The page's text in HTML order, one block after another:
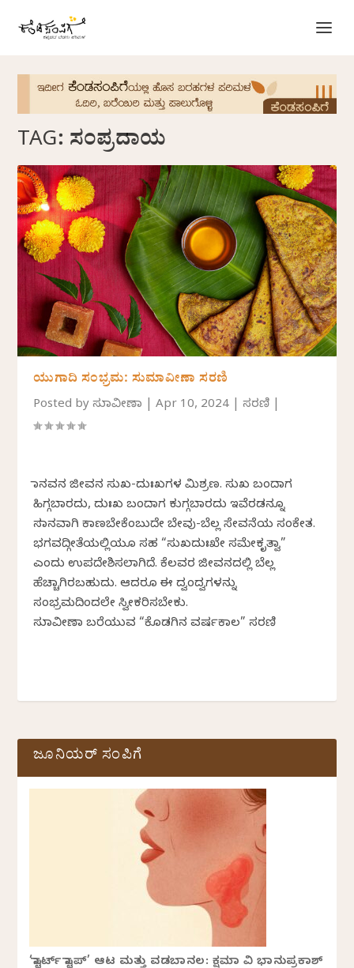
TAG: ಸಂಪ್ರದಾಯ
ಯುಗಾದಿ ಸಂಭ್ರಮ: ಸುಮಾವೀಣಾ ಸರಣಿ
Posted byಸುಮಾವೀಣಾ |Apr 10, 2024 |ಸರಣಿ
ಮಾನವನ ಜೀವನ ಸುಖ-ದುಃಖಗಳ ಮಿಶ್ರಣ. ಸುಖ ಬಂದಾಗ
ಹಿಗ್ಗಬಾರದು, ದುಃಖ ಬಂದಾಗ ಕುಗ್ಗಬಾರದು ಇವೆರಡನ್ನೂ
ಸಮಾನವಾಗಿ ಕಾಣಬೇಕೆಂಬುದೇ ಬೇವು-ಬೆಲ್ಲ ಸೇವನೆಯ ಸಂಕೇತ.
ಭಗವದ್ಗೀತೆಯಲ್ಲಿಯೂ ಸಹ “ಸುಖದುಃಖೇ ಸಮೇಕೃತ್ವಾ”
ಎಂದು ಉಪದೇಶಿಸಲಾಗಿದೆ. ಕೆಲವರ ಜೀವನದಲ್ಲಿ ಬೆಲ್ಲ
ಹೆಚ್ಚಾಗಿರಬಹುದು. ಆದರೂ ಈ ದ್ವಂದ್ವಗಳನ್ನು
ಸಂಭ್ರಮದಿಂದಲೇ ಸ್ವೀಕರಿಸಬೇಕು.
ಸುಮಾವೀಣಾ ಬರೆಯುವ “ಕೊಡಗಿನ ವರ್ಷಕಾಲ” ಸರಣಿ
ಜೂನಿಯರ್ ಸಂಪಿಗೆ
‘ಸ್ಟಾರ್ಟ್ ಸ್ಟಾಪ್’ ಆಟ ಮತ್ತು ವಡಬಾನಲ: ಕ್ಷಮಾ ವಿ ಭಾನುಪ್ರಕಾಶ್